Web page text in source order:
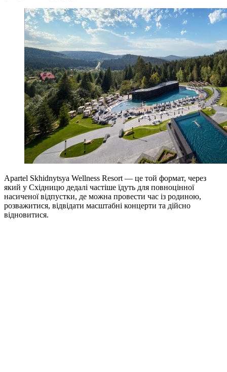
Apartel Skhidnytsya Wellness Resort — це той формат, через
який у Східницю дедалі частіше їдуть для повноцінної
насиченої відпустки, де можна провести час із родиною,
розважитися, відвідати масштабні концерти та дійсно
відновитися.